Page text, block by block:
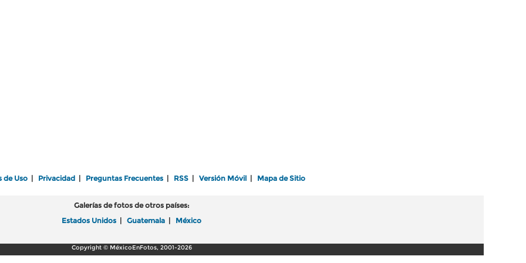
de Uso Privacidad Preguntas Frecuentes RSS Versión Móvil Mapa de Sitio
Galerías de fotos de otros países:
Estados Unidos
Guatemala México
Copyright © MéxicoEnFotos, 2001-2026